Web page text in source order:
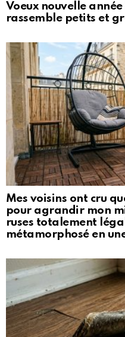
Voeux nouvelle
rassemble petits et
Mes voisins ont cru
pour agrandir mon
ruses totalement
métamorphosé en